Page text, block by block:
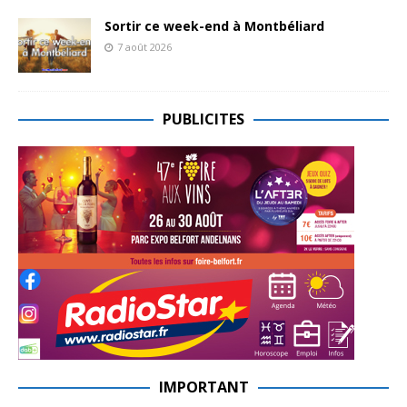
Sortir ce week-end à Montbéliard
7 août 2026
PUBLICITES
IMPORTANT